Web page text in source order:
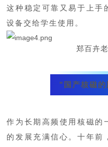
这种稳定可靠又易于上手
设备交给学生使用。
郑百卉
"国产核磁
作为长期高频使用核磁的
的发展充满信心。十年前